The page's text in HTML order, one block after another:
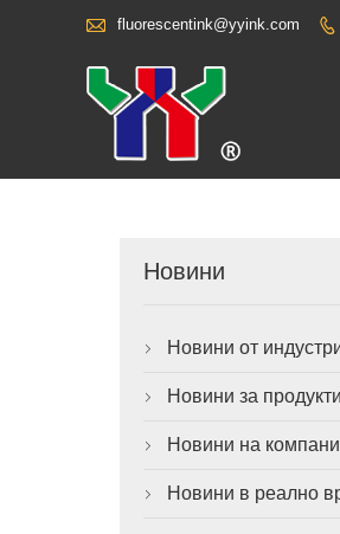
 fluorescentink@yyink.com 
Новини
 Новини от
 Новини за
 Новини на
 Новини в реално